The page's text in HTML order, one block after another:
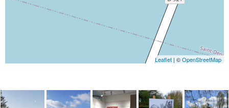
Leaflet | ©OpenStreetMap